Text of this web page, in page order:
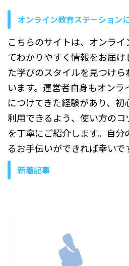
な種類、それぞれの役割、そ
かについて、順を追ってわか
オンライン教育ステーション
こちらのサイトは、オンラ
てわかりやすく情報をお届
た学びのスタイルを見つけ
います。運営者自身もオン
につけてきた経験があり、初
利用できるよう、使い方の
を丁寧にご紹介します。自分
るお手伝いができれば幸いで
新着記事